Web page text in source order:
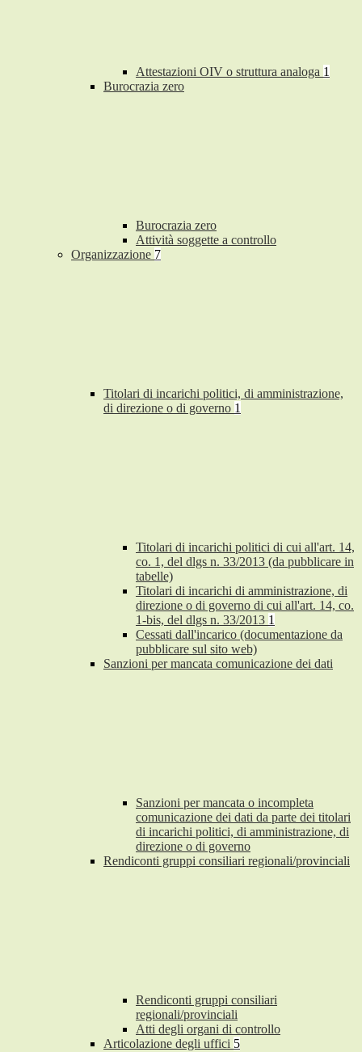
Attestazioni OIV o struttura analoga 1
Burocrazia zero
Burocrazia zero
Attività soggette a controllo
Organizzazione 7
Titolari di incarichi politici, di amministrazione,
di direzione o di governo 1
Titolari di incarichi politici di cui all'art. 14,
co. 1, del dlgs n. 33/2013 (da pubblicare in
tabelle)
Titolari di incarichi di amministrazione, di
direzione o di governo di cui all'art. 14, co.
1-bis, del dlgs n. 33/2013 1
Cessati dall'incarico (documentazione da
pubblicare sul sito web)
Sanzioni per mancata comunicazione dei dati
Sanzioni per mancata o incompleta
comunicazione dei dati da parte dei titolari
di incarichi politici, di amministrazione, di
direzione o di governo
Rendiconti gruppi consiliari regionali/provinciali
Rendiconti gruppi consiliari
regionali/provinciali
Atti degli organi di controllo
Articolazione degli uffici 5